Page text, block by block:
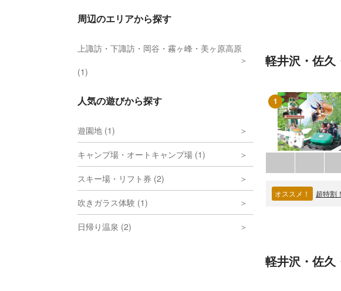
周辺のエリアから探す
上諏訪・下諏訪・岡谷・霧ヶ峰・美ヶ原高原
(1)
人気の遊びから探す
遊園地 (1)
キャンプ場・オートキャンプ場 (1)
スキー場・リフト券 (2)
吹きガラス体験 (1)
日帰り温泉 (2)
軽井沢・佐久
1
オススメ！ 超特割
軽井沢・佐久